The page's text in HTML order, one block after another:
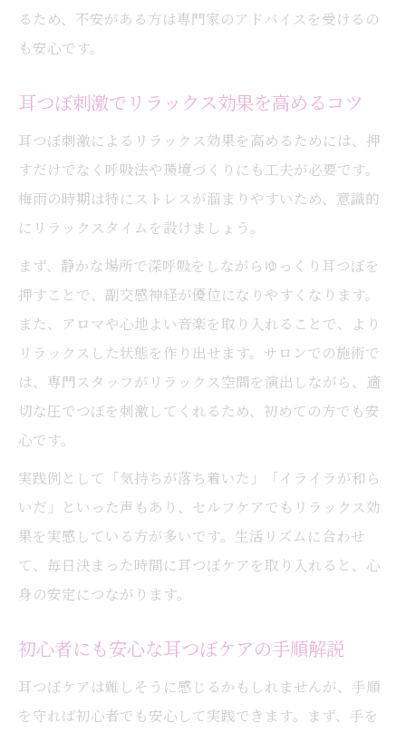
るため、不安がある方は専門家のアドバイスを受けるの
も安心です。
耳つぼ刺激でリラックス効果を高めるコツ
耳つぼ刺激によるリラックス効果を高めるためには、押
すだけでなく呼吸法や環境づくりにも工夫が必要です。
梅雨の時期は特にストレスが溜まりやすいため、意識的
にリラックスタイムを設けましょう。
まず、静かな場所で深呼吸をしながらゆっくり耳つぼを
押すことで、副交感神経が優位になりやすくなります。
また、アロマや心地よい音楽を取り入れることで、より
リラックスした状態を作り出せます。サロンでの施術で
は、専門スタッフがリラックス空間を演出しながら、適
切な圧でつぼを刺激してくれるため、初めての方でも安
心です。
実践例として「気持ちが落ち着いた」「イライラが和ら
いだ」といった声もあり、セルフケアでもリラックス効
果を実感している方が多いです。生活リズムに合わせ
て、毎日決まった時間に耳つぼケアを取り入れると、心
身の安定につながります。
初心者にも安心な耳つぼケアの手順解説
耳つぼケアは難しそうに感じるかもしれませんが、手順
を守れば初心者でも安心して実践できます。まず、手を